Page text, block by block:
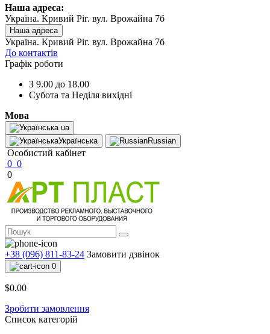
Наша адреса:
Україна. Кривий Ріг. вул. Врожайна 7б
Наша адреса
Україна. Кривий Ріг. вул. Врожайна 7б
До контактів
Графік роботи
З 9.00 до 18.00
Субота та Неділя вихідні
Мова
ua
Українська
Russian
Особистий кабінет
0 0
0
+38 (096) 811-83-24 Замовити дзвінок
0
$0.00
Зробити замовлення
Список категорій